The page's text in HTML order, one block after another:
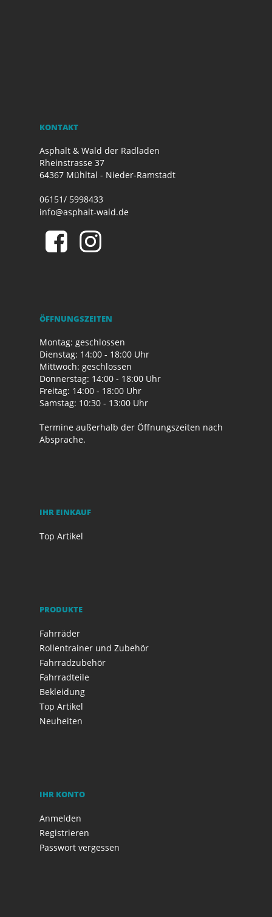
KONTAKT
Asphalt & Wald der Radladen
Rheinstrasse 37
64367 Mühltal - Nieder-Ramstadt
06151/ 5998433
info@asphalt-wald.de
ÖFFNUNGSZEITEN
Montag: geschlossen
Dienstag: 14:00 - 18:00 Uhr
Mittwoch: geschlossen
Donnerstag: 14:00 - 18:00 Uhr
Freitag: 14:00 - 18:00 Uhr
Samstag: 10:30 - 13:00 Uhr
Termine außerhalb der Öffnungszeiten nach
Absprache.
IHR EINKAUF
Top Artikel
PRODUKTE
Fahrräder
Rollentrainer und Zubehör
Fahrradzubehör
Fahrradteile
Bekleidung
Top Artikel
Neuheiten
IHR KONTO
Anmelden
Registrieren
Passwort vergessen